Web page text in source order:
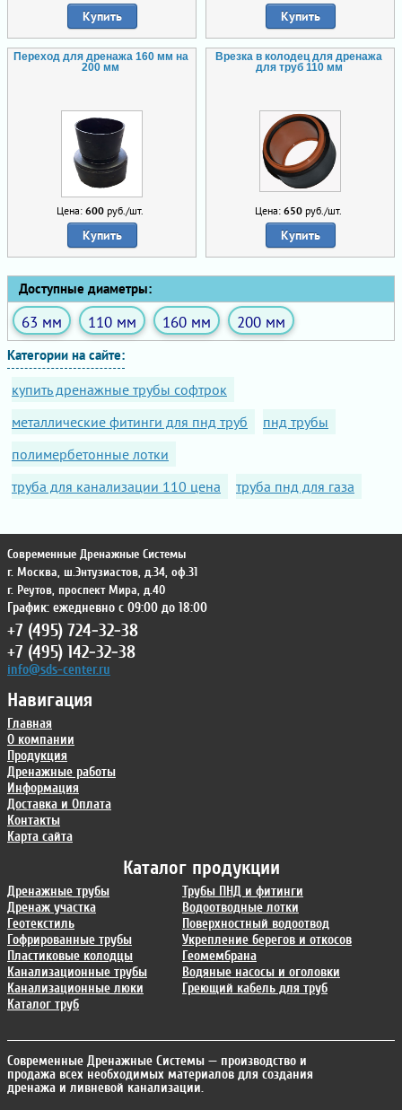
Купить Купить
Переход для дренажа 160 мм на
200 мм
Цена: 600руб./шт.
Купить
Врезка в колодец для дренажа
для труб 110 мм
Цена: 650руб./шт.
Купить
Доступные диаметры:
63 мм 110 мм 160 мм 200 мм
Категории на сайте:
купить дренажные трубы софтрок
металлические фитинги для пнд труб
пнд трубы
полимербетонные лотки
труба для канализации 110 цена
труба пнд для газа
Каталог продукции
Дренажные трубы
Дренаж участка
Геотекстиль
Гофрированные трубы
Пластиковые колодцы
Канализационные трубы
Канализационные люки
Каталог труб
Трубы ПНД и фитинги
Водоотводные лотки
Поверхностный водоотвод
Укрепление берегов и откосов
Геомембрана
Водяные насосы и оголовки
Греющий кабель для труб
Навигация
Главная
О компании
Продукция
Дренажные работы
Информация
Доставка и Оплата
Контакты
Карта сайта
Современные Дренажные Системы
г. Москва, ш.Энтузиастов, д.34, оф.31
г. Реутов, проспект Мира, д.40
График: ежедневно с 09:00 до 18:00
+7 (495) 724-32-38
+7 (495) 142-32-38
info@sds-center.ru
Современные Дренажные Системы — производство и
продажа всех необходимых материалов для создания
дренажа и ливневой канализации.